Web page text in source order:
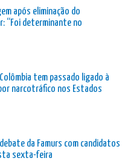
após eliminação do
“Foi determinante no
tem passado ligado à
narcotráfico nos Estados
da Famurs com candidatos
sexta-feira